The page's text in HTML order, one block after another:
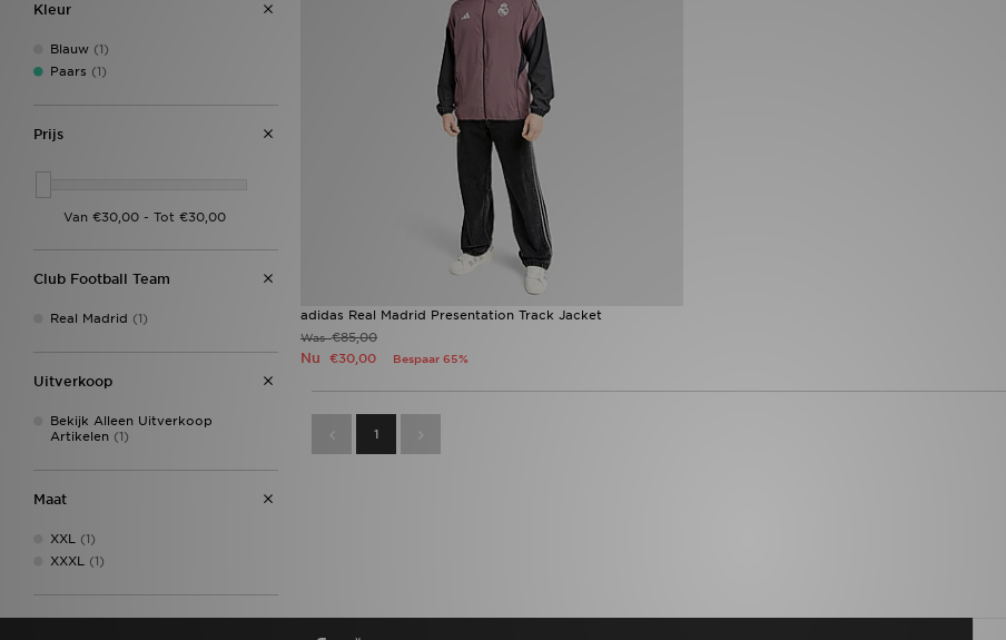
Kleur
Blauw (1)
Paars (1)
Prijs
Club Football Team
Real Madrid (1)
Uitverkoop
Bekijk Alleen Uitverkoop
Artikelen (1)
Maat
XXL
(1)
XXXL
(1)
adidas Real Madrid Presentation Track Jacket
Was€85,00
Nu €30,00 Bespaar 65%
1